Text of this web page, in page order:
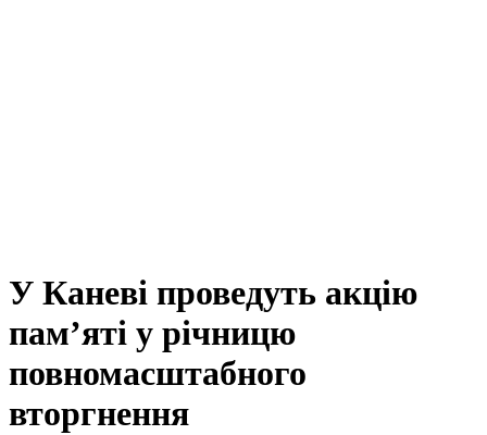
У Каневі проведуть акцію
пам’яті у річницю
повномасштабного
вторгнення